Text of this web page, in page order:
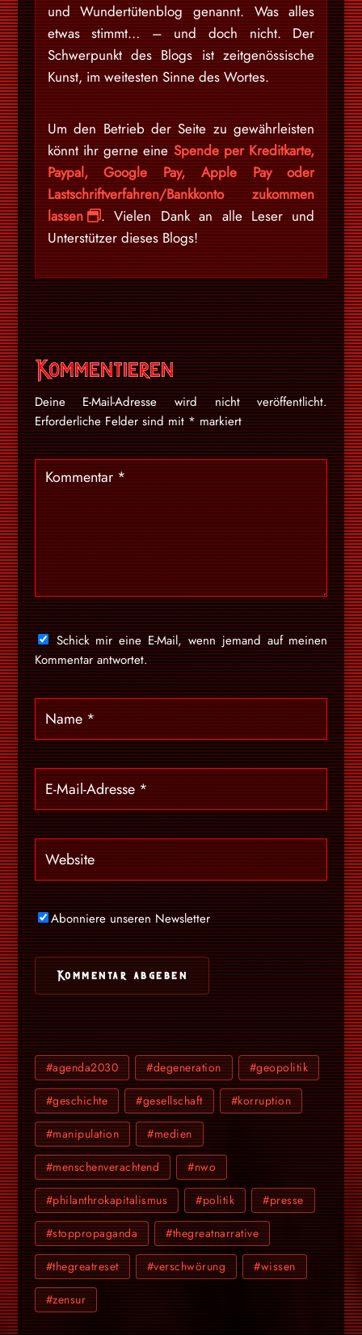
und Wundertütenblog genannt. Was alles
etwas stimmt… – und doch nicht. Der
Schwerpunkt des Blogs ist zeitgenössische
Kunst, im weitesten Sinne des Wortes.
Um den Betrieb der Seite zu gewährleisten
könnt ihr gerne eineSpende per Kreditkarte,
Paypal, Google Pay, Apple Pay oder
Lastschriftverfahren/Bankkonto zukommen
lassen
. Vielen Dank an alle Leser und
Unterstützer dieses Blogs!
Kommentieren
Deine E-Mail-Adresse wird nicht veröffentlicht.
Erforderliche Felder sind mit*markiert
Schick mir eine E-Mail, wenn jemand auf meinen
Kommentar antwortet.
Abonniere unseren Newsletter
#agenda2030 #degeneration #geopolitik
#geschichte #gesellschaft #korruption
#manipulation #medien
#menschenverachtend #nwo
#philanthrokapitalismus #politik #presse
#stoppropaganda #thegreatnarrative
#thegreatreset #verschwörung #wissen
#zensur